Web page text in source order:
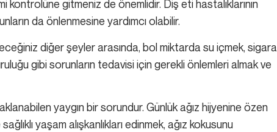
kontrolüne gitmeniz de önemlidir. Diş eti hastalıklarının
da önlenmesine yardımcı olabilir.
diğer şeyler arasında, bol miktarda su içmek, sigara
gibi sorunların tedavisi için gerekli önlemleri almak ve
yaygın bir sorundur. Günlük ağız hijyenine özen
yaşam alışkanlıkları edinmek, ağız kokusunu